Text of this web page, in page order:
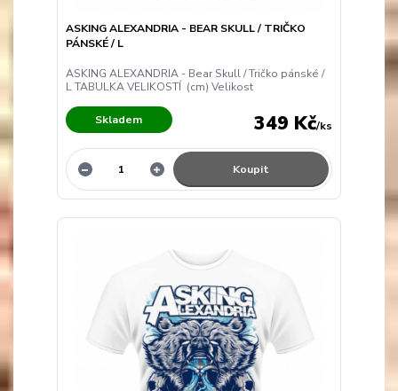
ASKING ALEXANDRIA - BEAR SKULL / TRIČKO
PÁNSKÉ / L
ASKING ALEXANDRIA - Bear Skull / Tričko pánské /
L TABULKA VELIKOSTÍ (cm) Velikost
349 Kč/ks
Skladem
Koupit